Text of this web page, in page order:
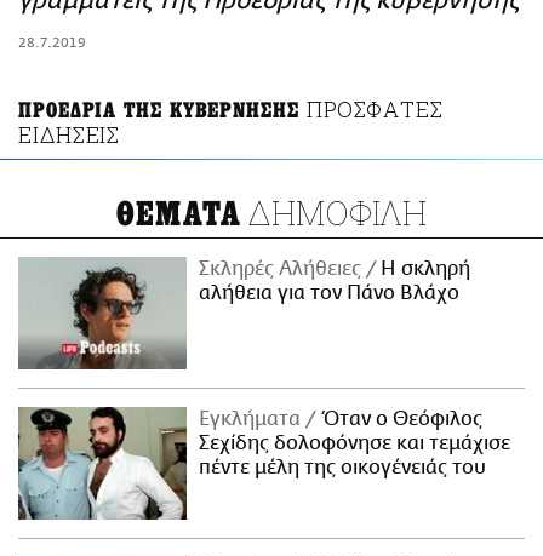
28.7.2019
ΠΡΟΕΔΡΙΑ ΤΗΣ ΚΥΒΕΡΝΗΣΗΣ ΠΡΟΣΦΑΤΕΣ
ΕΙΔΗΣΕΙΣ
ΘΕΜΑΤΑ ΔΗΜΟΦΙΛΗ
Σκληρές Αλήθειες
H σκληρή
αλήθεια για τον Πάνο Βλάχο
Εγκλήματα
Όταν ο Θεόφιλος
Σεχίδης δολοφόνησε και τεμάχισε
πέντε μέλη της οικογένειάς του